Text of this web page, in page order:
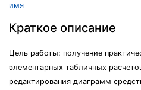
имя
Краткое описание
Цель работы: получение
элементарных табличных
редактирования диаграмм